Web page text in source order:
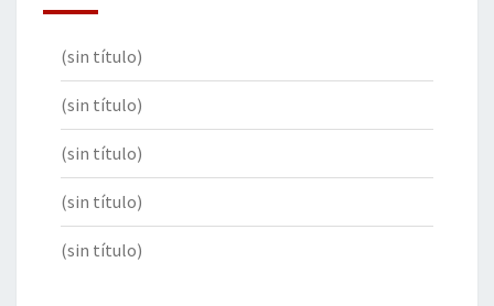
(sin título)
(sin título)
(sin título)
(sin título)
(sin título)